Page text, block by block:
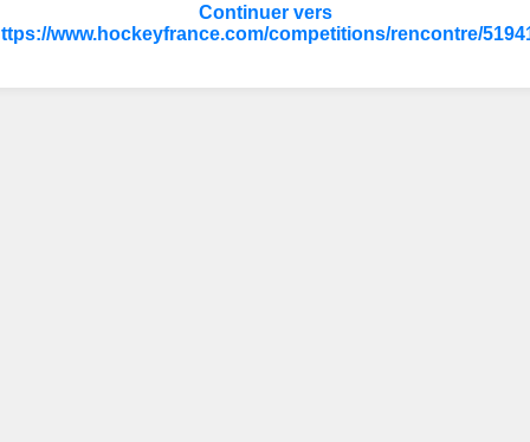
Continuer vers
www.hockeyfrance.com/competitions/rencontre/